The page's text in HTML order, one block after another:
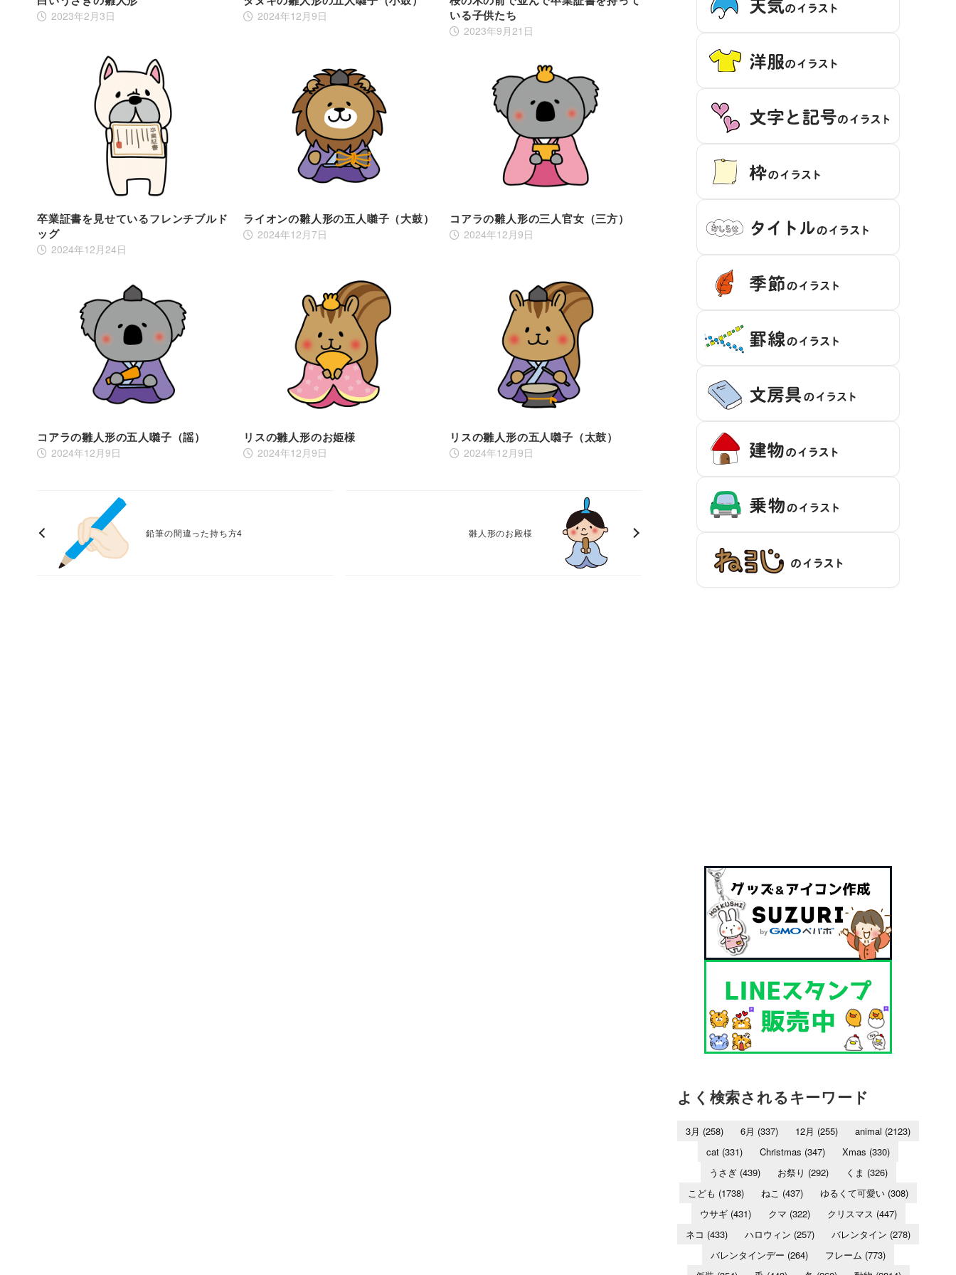
2023年2月3日 2024年12月9日
いる子供たち
2023年9月21日
卒業証書を見せているフレンチブルド
ッグ
2024年12月24日
ライオンの雛人形の五人囃子（大鼓）
2024年12月7日
コアラの雛人形の三人官女（三方）
2024年12月9日
コアラの雛人形の五人囃子（謡）
2024年12月9日
リスの雛人形のお姫様
2024年12月9日
リスの雛人形の五人囃子（太鼓）
2024年12月9日
鉛筆の間違った持ち方4 雛人形のお殿様
よく検索されるキーワード
3月 (258) 6月 (337) 12月 (255) animal (2123)
cat (331) Christmas (347) Xmas (330)
うさぎ(439) お祭り (292) くま (326)
こども (1738) ねこ (437) ゆるくて可愛い (308)
ウサギ(431) クマ (322) クリスマス (447)
ネコ (433) ハロウィン (257) バレンタイン (278)
バレンタインデー (264) フレーム (773)